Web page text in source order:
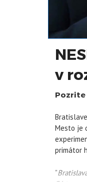
v
Pozrite
Mesto je
primátor
"